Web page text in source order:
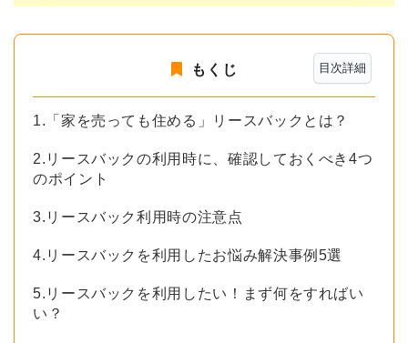
目次詳細
もくじ
1.「家を売っても住める」リースバックとは？
2.リースバックの利用時に、確認しておくべき4つ
のポイント
3.リースバック利用時の注意点
4.リースバックを利用したお悩み解決事例5選
5.リースバックを利用したい！まず何をすればい
い？